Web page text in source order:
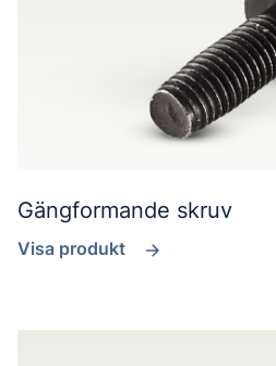
Gängformande skruv
Visa produkt